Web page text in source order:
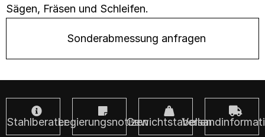
Sägen, Fräsen und Schleifen.
Sonderabmessung anfragen
StahlberaterLegierungsnotizenGewichtstabellen